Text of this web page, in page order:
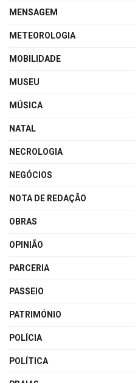
MENSAGEM
METEOROLOGIA
MOBILIDADE
MUSEU
MÚSICA
NATAL
NECROLOGIA
NEGÓCIOS
NOTA DE REDAÇÃO
OBRAS
OPINIÃO
PARCERIA
PASSEIO
PATRIMÓNIO
POLÍCIA
POLÍTICA